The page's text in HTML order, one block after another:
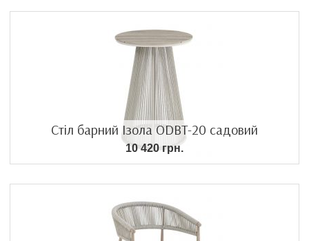
Стіл барний Ізола ODBT-20 садовий
10 420 грн.